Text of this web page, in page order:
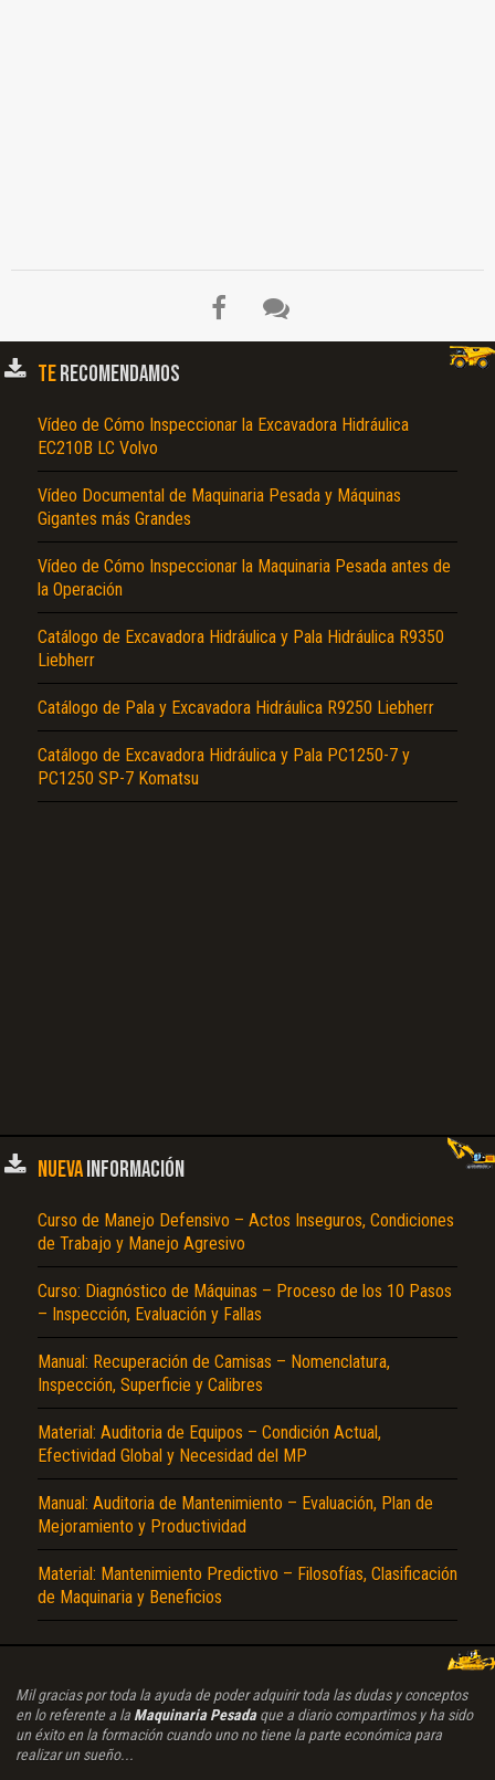
TERECOMENDAMOS
Vídeo de Cómo Inspeccionar la Excavadora Hidráulica
EC210B LC Volvo
Vídeo Documental de Maquinaria Pesada y Máquinas
Gigantes más Grandes
Vídeo de Cómo Inspeccionar la Maquinaria Pesada antes de
la Operación
Catálogo de Excavadora Hidráulica y Pala Hidráulica R9350
Liebherr
Catálogo de Pala y Excavadora Hidráulica R9250 Liebherr
Catálogo de Excavadora Hidráulica y Pala PC1250-7 y
PC1250 SP-7 Komatsu
NUEVAINFORMACIÓN
Curso de Manejo Defensivo – Actos Inseguros, Condiciones
de Trabajo y Manejo Agresivo
Curso: Diagnóstico de Máquinas – Proceso de los 10 Pasos
– Inspección, Evaluación y Fallas
Manual: Recuperación de Camisas – Nomenclatura,
Inspección, Superficie y Calibres
Material: Auditoria de Equipos – Condición Actual,
Efectividad Global y Necesidad del MP
Manual: Auditoria de Mantenimiento – Evaluación, Plan de
Mejoramiento y Productividad
Material: Mantenimiento Predictivo – Filosofías, Clasificación
de Maquinaria y Beneficios
Mil gracias por toda la ayuda de poder adquirir toda las dudas y conceptos
en lo referente a la Maquinaria Pesadaque a diario compartimos y ha sido
un éxito en la formación cuando uno no tiene la parte económica para
realizar un sueño...
El Título es incorrecto según el contenido.
Texto o Imagen de portada son erróneos.